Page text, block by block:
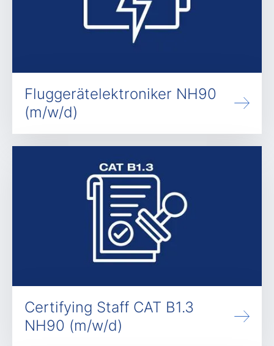
Fluggerätelektroniker NH90
(m/w/d)
Certifying Staff CAT B1.3
NH90 (m/w/d)